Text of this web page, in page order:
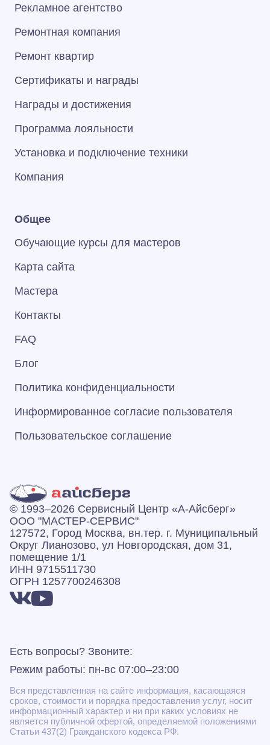
Рекламное агентство
Ремонтная компания
Ремонт квартир
Сертификаты и награды
Награды и достижения
Программа лояльности
Установка и подключение техники
Компания
Общее
Обучающие курсы для мастеров
Карта сайта
Мастера
Контакты
FAQ
Блог
Политика конфиденциальности
Информированное согласие пользователя
Пользовательское соглашение
© 1993–2026 Сервисный Центр «А‑Айсберг»
ООО "МАСТЕР-СЕРВИС"
127572, Город Москва, вн.тер. г. Муниципальный
Округ Лианозово, ул Новгородская, дом 31,
помещение 1/1
ИНН 9715511730
ОГРН 1257700246308
Есть вопросы? Звоните:
Режим работы: пн-вс 07:00–23:00
Вся представленная на сайте информация, касающаяся
сроков, стоимости и порядка предоставления услуг, носит
информационный характер и ни при каких условиях не
является публичной офертой, определяемой положениями
Статьи 437(2) Гражданского кодекса РФ.